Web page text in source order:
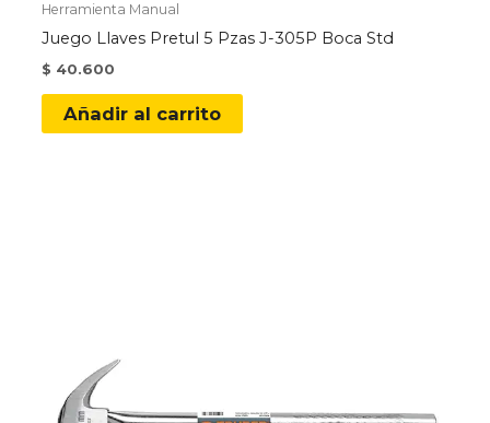
Herramienta Manual
Juego Llaves Pretul 5 Pzas J-305P Boca Std
$ 40.600
Añadir al carrito